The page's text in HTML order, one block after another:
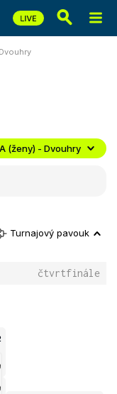
(ženy) - Dvouhry
Turnajový pavouk
čtvrtfinále